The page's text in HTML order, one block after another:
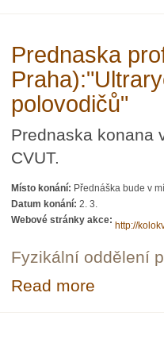
Prednaska
polovodičů"
Prednaska konana
CVUT.
Místo konání: Přednáška bude v
Datum konání: 2. 3.
Webové stránky akce:
http://
Fyzikální oddělení
Read more